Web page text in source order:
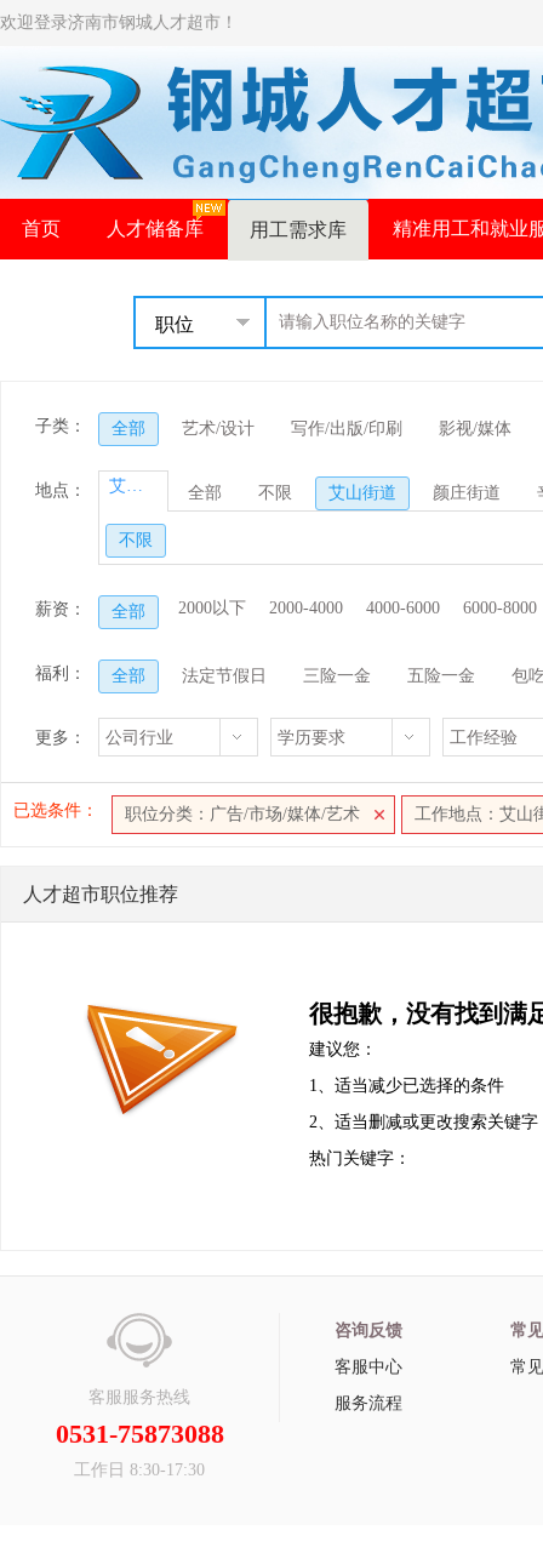
欢迎登录济南市钢城人才超市！
首页 人才储备库 用工需求库 精准用工和就业
职位
子类： 全部 艺术/设计 写作/出版/印刷 影视/媒体
地点： 艾山街道 全部 不限 艾山街道 颜庄街道
不限
薪资： 全部 2000以下 2000-4000 4000-6000 6000-8000
福利： 全部 法定节假日 三险一金 五险一金 包
更多： 公司行业 学历要求 工作经验
已选条件： 职位分类：广告/市场/媒体/艺术 工作地点：艾山
人才超市职位推荐
很抱歉，没有找到满
建议您：
1、适当减少已选择的条件
2、适当删减或更改搜索关键字
热门关键字：
客服服务热线
0531-75873088
工作日 8:30-17:30
咨询反馈
客服中心
服务流程
常
常